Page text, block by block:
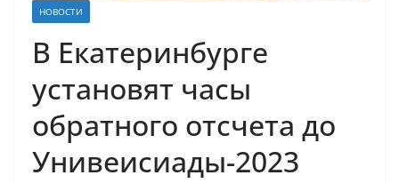
НОВОСТИ
В Екатеринбурге
установят часы
обратного отсчета до
Унивеисиады-2023